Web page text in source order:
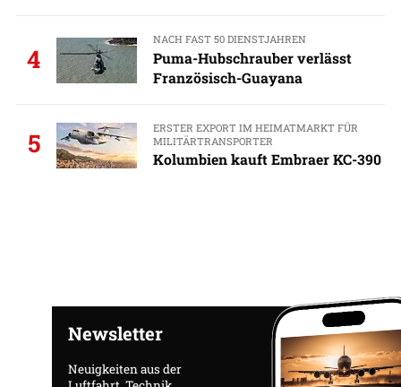
4
NACH FAST 50 DIENSTJAHREN
Puma-Hubschrauber verlässt
Französisch-Guayana
5
ERSTER EXPORT IM HEIMATMARKT FÜR
MILITÄRTRANSPORTER
Kolumbien kauft Embraer KC-390
Newsletter
Neuigkeiten aus der